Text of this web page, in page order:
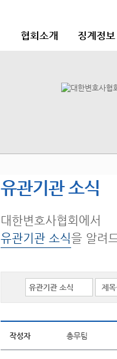
협회소개 징계정
유관기관 소식
대한변호사협회에서
유관기관 소식을 알려
작성자 총무팀